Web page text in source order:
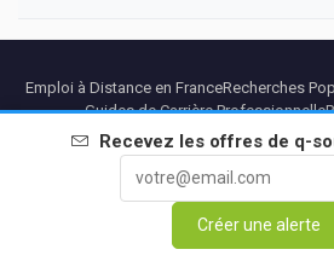
Recevez les offres de q-
Créer une alerte
Emploi à Distance en FranceRecherches
Guides de Carrière Professionnelle
Mentions légales Confidentialite
Annuler Premium
© 2026 BEBEE PLATFORM SL - ID